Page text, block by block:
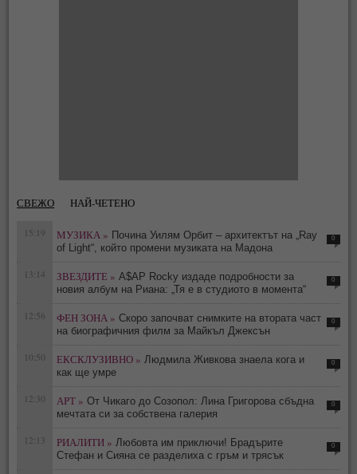
СВЕЖО НАЙ-ЧЕТЕНО
15:19 МУЗИКА » Почина Уилям Орбит – архитектът на „Ray
of Light“, който промени музиката на Мадона
0
13:14 ЗВЕЗДИТЕ » A$AP Rocky издаде подробности за
новия албум на Риана: „Тя е в студиото в момента“
0
12:56 ФЕН ЗОНА » Скоро започват снимките на втората част
на биографичния филм за Майкъл Джексън
0
10:50 ЕКСКЛУЗИВНО » Людмила Живкова знаела кога и
как ще умре
0
12:30 АРТ » От Чикаго до Созопол: Лина Григорова сбъдна
мечтата си за собствена галерия
0
12:13 РИАЛИТИ » Любовта им приключи! Брадърите
Стефан и Сияна се разделиха с гръм и трясък
0